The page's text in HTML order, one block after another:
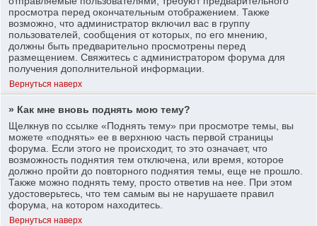
просмотра перед окончательным отображением. Также
возможно, что администратор включил вас в группу
пользователей, сообщения от которых, по его мнению,
должны быть предварительно просмотрены перед
размещением. Свяжитесь с администратором форума для
получения дополнительной информации.
Вернуться наверх
» Как мне вновь поднять мою тему?
Щелкнув по ссылке «Поднять тему» при просмотре темы, вы
можете «поднять» ее в верхнюю часть первой страницы
форума. Если этого не происходит, то это означает, что
возможность поднятия тем отключена, или время, которое
должно пройти до повторного поднятия темы, еще не прошло.
Также можно поднять тему, просто ответив на нее. При этом
удостоверьтесь, что тем самым вы не нарушаете правил
форума, на котором находитесь.
Вернуться наверх